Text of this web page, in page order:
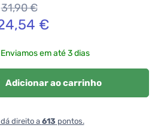
31,90€
€
em até 3 dias
Adicionar ao carrinho
direito a 613 pontos.